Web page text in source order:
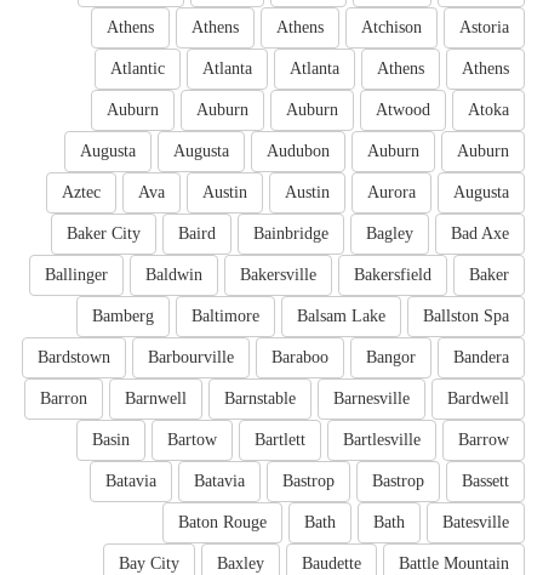
Astoria
Atchison
Athens
Athens
Athens
Athens
Athens
Atlanta
Atlanta
Atlantic
Atoka
Atwood
Auburn
Auburn
Auburn
Auburn
Auburn
Audubon
Augusta
Augusta
Augusta
Aurora
Austin
Austin
Ava
Aztec
Bad Axe
Bagley
Bainbridge
Baird
Baker City
Baker
Bakersfield
Bakersville
Baldwin
Ballinger
Ballston Spa
Balsam Lake
Baltimore
Bamberg
Bandera
Bangor
Baraboo
Barbourville
Bardstown
Bardwell
Barnesville
Barnstable
Barnwell
Barron
Barrow
Bartlesville
Bartlett
Bartow
Basin
Bassett
Bastrop
Bastrop
Batavia
Batavia
Batesville
Bath
Bath
Baton Rouge
Battle Mountain
Baudette
Baxley
Bay City